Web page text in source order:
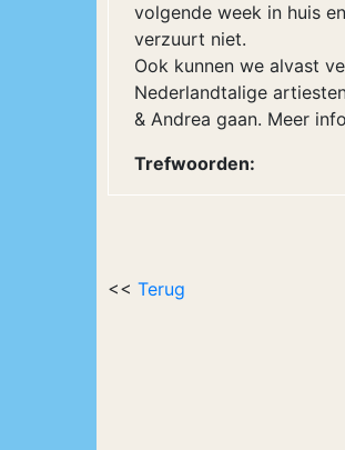
volgende week in huis
verzuurt niet.
Ook kunnen we alvast
Nederlandtalige
& Andrea gaan. Meer
Trefwoorden:
<< Terug